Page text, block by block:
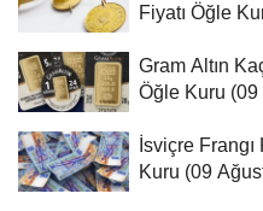
Fiyatı Öğle
Gram Altın
Öğle Kuru (09
İsviçre
Kuru (09